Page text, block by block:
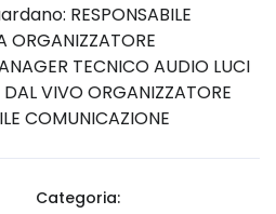
RESPONSABILE
ORGANIZZATORE
TECNICO AUDIO LUCI
VIVO ORGANIZZATORE
COMUNICAZIONE
Categoria: